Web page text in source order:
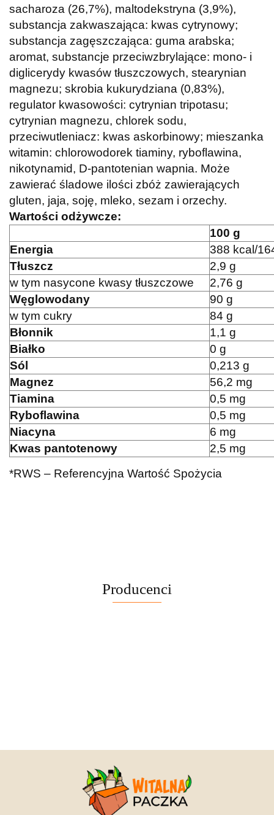
sacharoza (26,7%), maltodekstryna (3,9%),
substancja zakwaszająca: kwas cytrynowy;
substancja zagęszczająca: guma arabska;
aromat, substancje przeciwzbrylające: mono- i
diglicerydy kwasów tłuszczowych, stearynian
magnezu; skrobia kukurydziana (0,83%),
regulator kwasowości: cytrynian tripotasu;
cytrynian magnezu, chlorek sodu,
przeciwutleniacz: kwas askorbinowy; mieszanka
witamin: chlorowodorek tiaminy, ryboflawina,
nikotynamid, D-pantotenian wapnia. Może
zawierać śladowe ilości zbóż zawierających
gluten, jaja, soję, mleko, sezam i orzechy.
Wartości odżywcze:
100 g
Energia
388 kcal/
Tłuszcz
2,9 g
w tym nasycone kwasy tłuszczowe
2,76 g
Węglowodany
90 g
w tym cukry
84 g
Błonnik
1,1 g
Białko
0 g
Sól
0,213 g
Magnez
56,2 mg
Tiamina
0,5 mg
Ryboflawina
0,5 mg
Niacyna
6 mg
Kwas pantotenowy
2,5 mg
*RWS – Referencyjna Wartość Spożycia
Producenci